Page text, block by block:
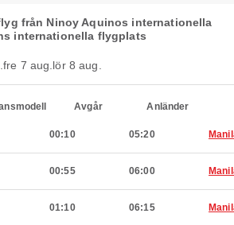
från Ninoy Aquinos internationella
internationella flygplats
fre 7 aug. lör 8 aug.
Avgår Anländer
00:10 05:20
00:55 06:00
01:10 06:15